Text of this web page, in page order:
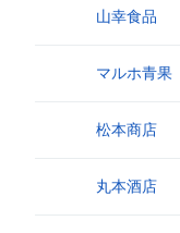
山幸食品
マルホ青果
松本商店
丸本酒店